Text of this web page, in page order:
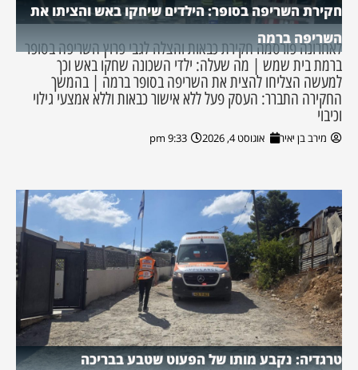
חקירת השריפה בסופר: הילדים שיחקו באש והציתו את
השריפה ברמה
לאחרונה פורסמה חקירת כבאות והצלה לגבי פרוץ השריפה בסופר
ברמת בית שמש | מה שעלה: ילדי השכונה שחקו באש וכך
למעשה הצליחו להצית את השריפה בסופר ברמה | בהמשך
החקירה התברר: העסק פעל ללא אישור כבאות וללא אמצעי גילוי
וכיבוי
מירב בן יאיר אוגוסט 4, 2026 9:33 pm
טרגדיה: נקבע מותו של הפעוט שטבע בבריכה